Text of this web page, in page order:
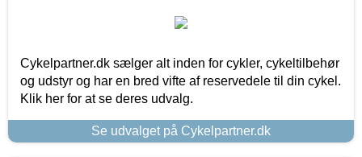
Cykelpartner.dk sælger alt inden for cykler, cykeltilbehør
og udstyr og har en bred vifte af reservedele til din cykel.
Klik her for at se deres udvalg.
Se udvalget på Cykelpartner.dk